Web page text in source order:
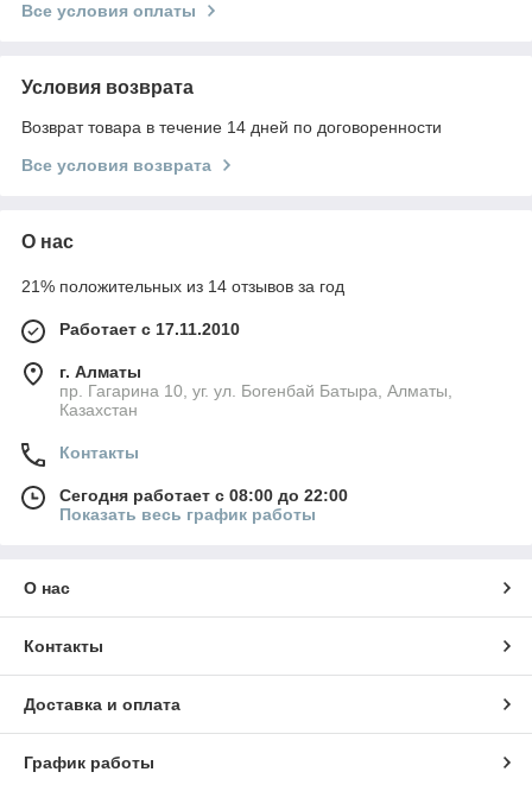
Все условия оплаты
Условия возврата
Возврат товара в течение 14 дней по договоренности
Все условия возврата
О нас
21% положительных из 14 отзывов за год
Работает с 17.11.2010
г. Алматы
пр. Гагарина 10, уг. ул. Богенбай Батыра, Алматы,
Казахстан
Контакты
Сегодня работает с 08:00 до 22:00
Показать весь график работы
О нас
Контакты
Доставка и оплата
График работы